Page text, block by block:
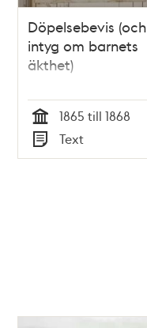
Döpelsebevis (och
intyg om barnets
äkthet)
Tid
1865 till 1868
Typ
Text